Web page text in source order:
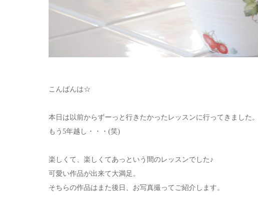
こんばんは☆
本日は以前からずーっと行きたかったレッスンに行ってきました。
もう5年越し・・・(笑)
楽しくて、楽しくてあっという間のレッスンでした♪
可愛い作品が出来て大満足。
そちらの作品はまた後日、お写真撮ってご紹介します。